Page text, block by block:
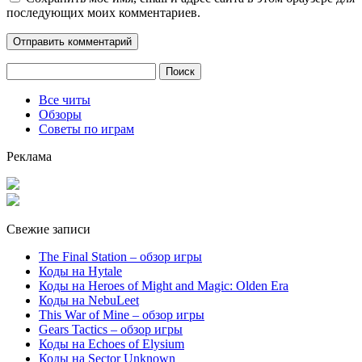
последующих моих комментариев.
Все читы
Обзоры
Советы по играм
Реклама
Свежие записи
The Final Station – обзор игры
Коды на Hytale
Коды на Heroes of Might and Magic: Olden Era
Коды на NebuLeet
This War of Mine – обзор игры
Gears Tactics – обзор игры
Коды на Echoes of Elysium
Коды на Sector Unknown